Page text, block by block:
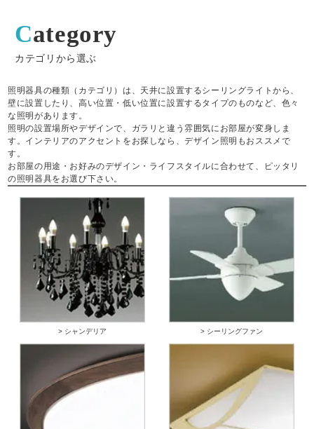
Category
カテゴリから選ぶ
照明器具の種類（カテゴリ）は、天井に設置するシーリングライトから、
壁に設置したり、高い位置・低い位置に設置するタイプのものなど、色々
な照明があります。
照明の設置場所やデザインで、ガラリと違う雰囲気にお部屋が変身しま
す。インテリアのアクセントをお探しなら、デザイン照明もおススメで
す。
お部屋の用途・お好みのデザイン・ライフスタイルに合わせて、ピッタリ
の照明器具をお選び下さい。
> シャンデリア > シーリングファン